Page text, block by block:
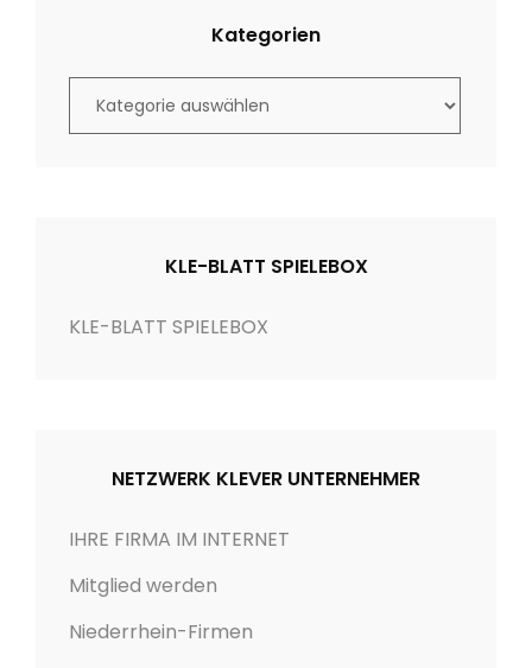
Kategorien
i
KLE-BLATT SPIELEBOX
KLE-BLATT SPIELEBOX
NETZWERK KLEVER UNTERNEHMER
IHRE FIRMA IM INTERNET
Mitglied werden
Niederrhein-Firmen